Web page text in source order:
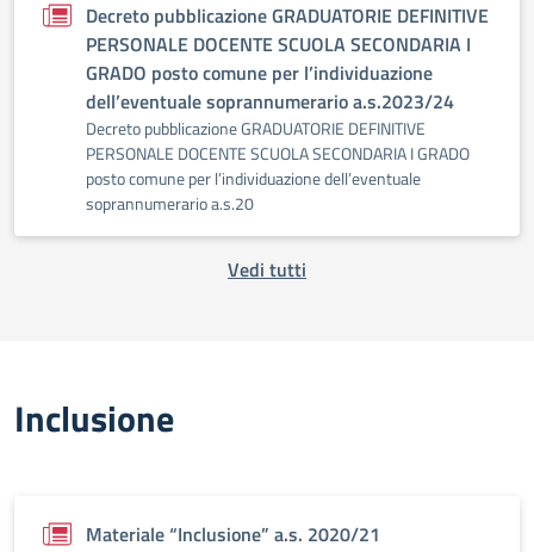
Decreto pubblicazione GRADUATORIE DEFINITIVE
PERSONALE DOCENTE SCUOLA SECONDARIA I
GRADO posto comune per l’individuazione
dell’eventuale soprannumerario a.s.2023/24
Decreto pubblicazione GRADUATORIE DEFINITIVE
PERSONALE DOCENTE SCUOLA SECONDARIA I GRADO
posto comune per l’individuazione dell’eventuale
soprannumerario a.s.20
Vedi tutti
Inclusione
Materiale “Inclusione” a.s. 2020/21